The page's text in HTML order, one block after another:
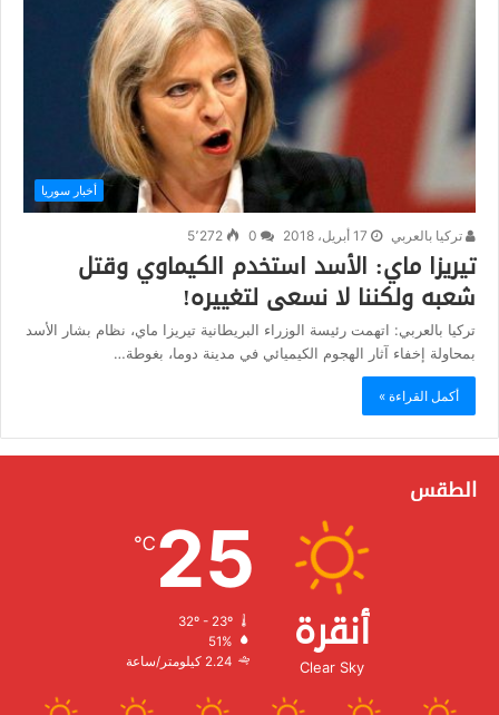
أخبار سوريا
تركيا بالعربي 17 أبريل، 2018 5٬272
تيريزا ماي: الأسد استخدم الكيماوي وقتل
شعبه ولكننا لا نسعى لتغييره!
تركيا بالعربي: اتهمت رئيسة الوزراء البريطانية تيريزا ماي، نظام بشار الأسد
بمحاولة إخفاء آثار الهجوم الكيميائي في مدينة دوما، بغوطة…
أكمل القراءة »
الطقس
أنقرة
Clear Sky
25
℃
32º - 23º
الرطوبة:
الرياح: